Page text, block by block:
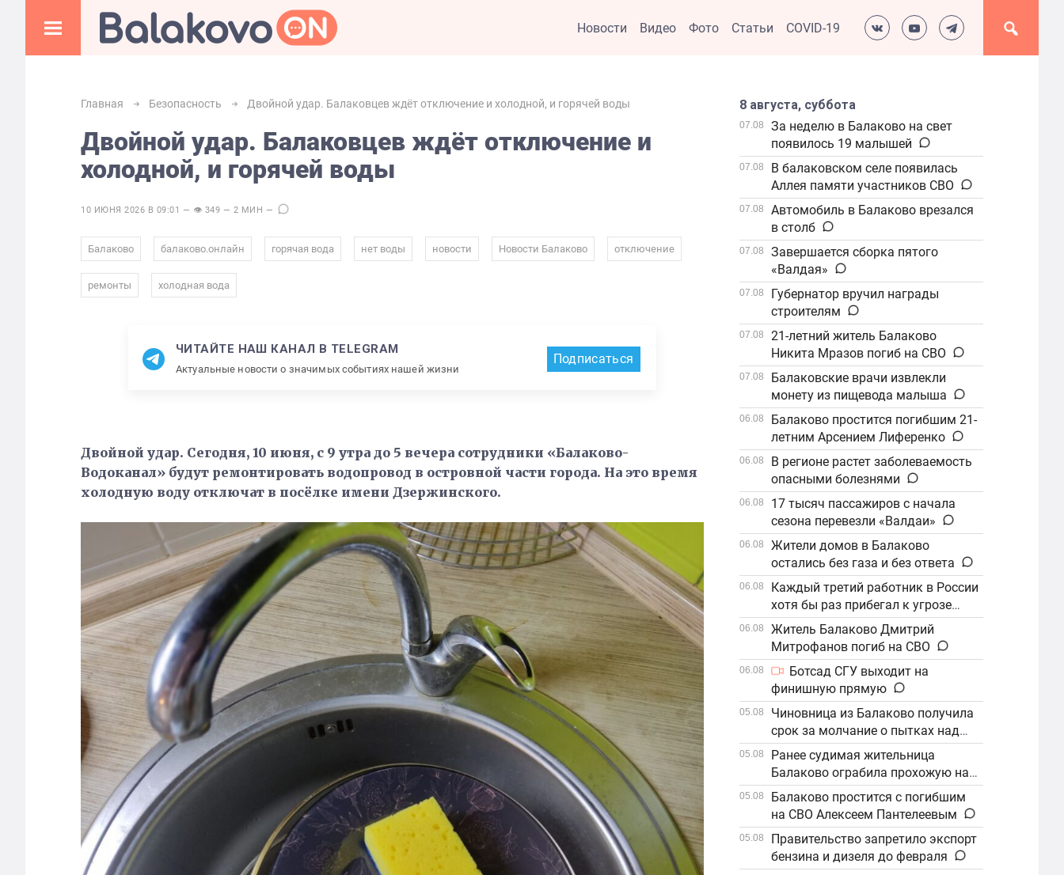
Новости Видео Фото Статьи COVID-19
Главная Безопасность Двойной удар. Балаковцев ждёт отключение и холодной, и горячей воды
Двойной удар. Балаковцев ждёт отключение и
холодной, и горячей воды
10 ИЮНЯ 2026 В 09:01 — 👁 349 — 2 МИН —
Балаково балаково.онлайн горячая вода нет воды новости Новости Балаково отключение
ремонты холодная вода
ЧИТАЙТЕ НАШ КАНАЛ В TELEGRAM
Актуальные новости о значимых событиях нашей жизни
Подписаться
Двойной удар. Сегодня, 10 июня, с 9 утра до 5 вечера сотрудники «Балаково-
Водоканал» будут ремонтировать водопровод в островной части города. На это время
холодную воду отключат в посёлке имени Дзержинского.
8 августа, суббота
07.08
За неделю в Балаково на свет
появилось 19 малышей
07.08
В балаковском селе появилась
Аллея памяти участников СВО
07.08
Автомобиль в Балаково врезался
в столб
07.08
Завершается сборка пятого
«Валдая»
07.08
Губернатор вручил награды
строителям
07.08
21-летний житель Балаково
Никита Мразов погиб на СВО
07.08
Балаковские врачи извлекли
монету из пищевода малыша
06.08
Балаково простится погибшим 21-
летним Арсением Лиференко
06.08
В регионе растет заболеваемость
опасными болезнями
06.08
17 тысяч пассажиров с начала
сезона перевезли «Валдаи»
06.08
Жители домов в Балаково
остались без газа и без ответа
06.08
Каждый третий работник в России
хотя бы раз прибегал к угрозе
увольнения
06.08
Житель Балаково Дмитрий
Митрофанов погиб на СВО
06.08
Ботсад СГУ выходит на
финишную прямую
05.08
Чиновница из Балаково получила
срок за молчание о пытках над
детьми
05.08
Ранее судимая жительница
Балаково ограбила прохожую на
улице
05.08
Балаково простится с погибшим
на СВО Алексеем Пантелеевым
05.08
Правительство запретило экспорт
бензина и дизеля до февраля